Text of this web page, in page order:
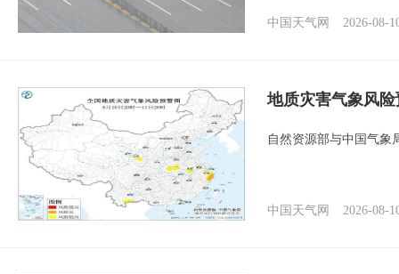
中国天气网 2026-08-
地质灾害气象风
自然资源部与中国气象
中国天气网 2026-08-